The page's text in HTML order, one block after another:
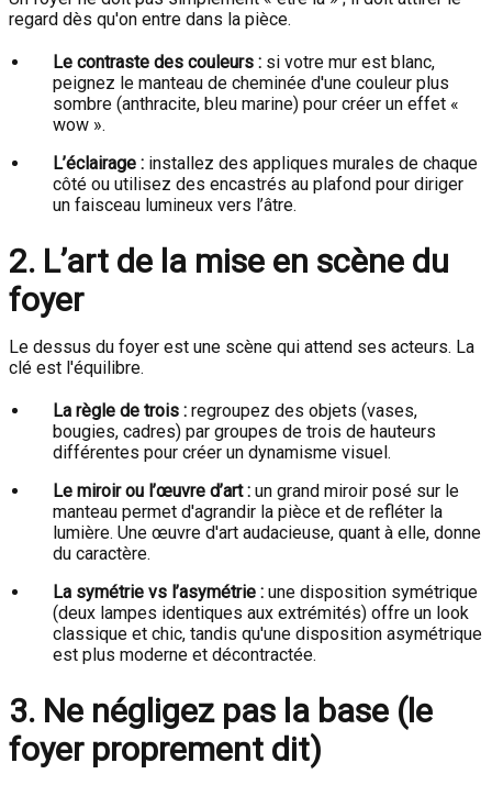
regard dès qu'on entre dans la pièce.
Le contraste des couleurs : si votre mur est blanc,
peignez le manteau de cheminée d'une couleur plus
sombre (anthracite, bleu marine) pour créer un effet «
wow ».
L’éclairage : installez des appliques murales de chaque
côté ou utilisez des encastrés au plafond pour diriger
un faisceau lumineux vers l’âtre.
2. L’art de la mise en scène du
foyer
Le dessus du foyer est une scène qui attend ses acteurs. La
clé est l'équilibre.
La règle de trois : regroupez des objets (vases,
bougies, cadres) par groupes de trois de hauteurs
différentes pour créer un dynamisme visuel.
Le miroir ou l’œuvre d’art : un grand miroir posé sur le
manteau permet d'agrandir la pièce et de refléter la
lumière. Une œuvre d'art audacieuse, quant à elle, donne
du caractère.
La symétrie vs l’asymétrie : une disposition symétrique
(deux lampes identiques aux extrémités) offre un look
classique et chic, tandis qu'une disposition asymétrique
est plus moderne et décontractée.
3. Ne négligez pas la base (le
foyer proprement dit)